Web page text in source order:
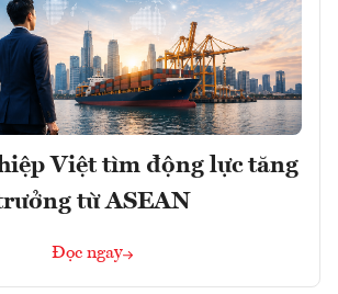
Việt tìm động lực tăng
từ ASEAN
Đọc ngay